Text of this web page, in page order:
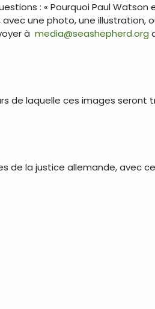
: « Pourquoi Paul
avec une photo, une illustration,
à media@seashepherd.org
de laquelle ces images
de la justice allemande, avec